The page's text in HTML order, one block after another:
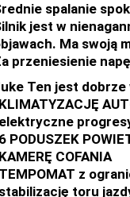
spalanie
jest w
Ma swoją
przeniesienie
Ten jest dobrze
PODUSZEK
COFANIA
z
toru